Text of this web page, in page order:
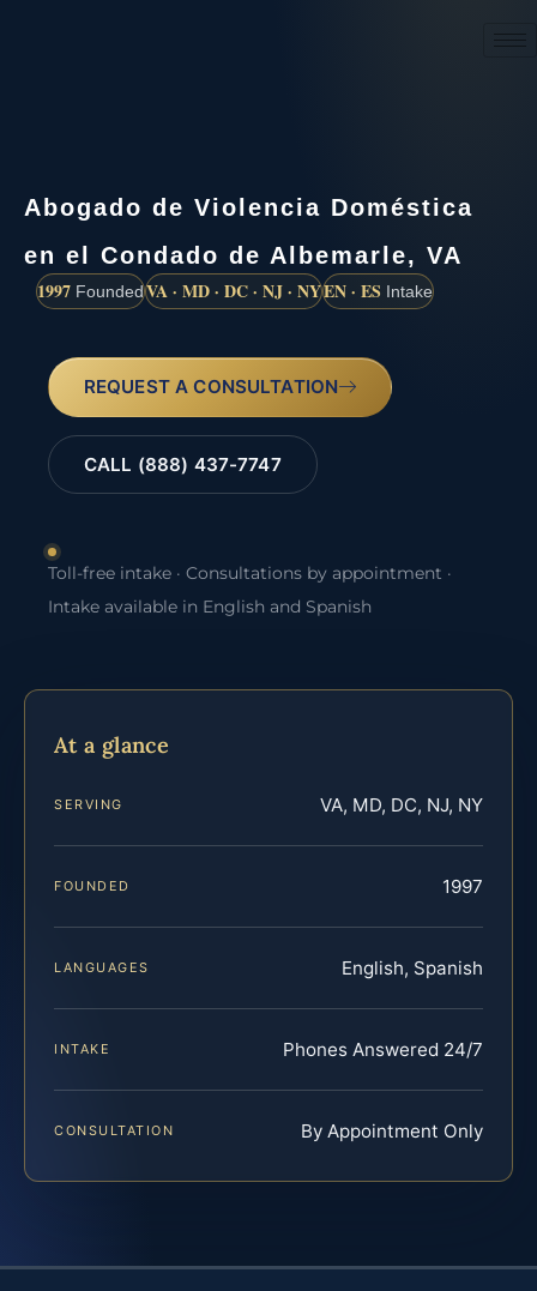
Abogado de Violencia Doméstica
en el Condado de Albemarle, VA
1997 FoundedVA · MD · DC · NJ · NYEN · ES Intake
REQUEST A CONSULTATION
CALL (888) 437-7747
Toll-free intake · Consultations by appointment ·
Intake available in English and Spanish
At a glance
SERVING VA, MD, DC, NJ, NY
FOUNDED 1997
LANGUAGES English, Spanish
INTAKE Phones Answered 24/7
CONSULTATION By Appointment Only